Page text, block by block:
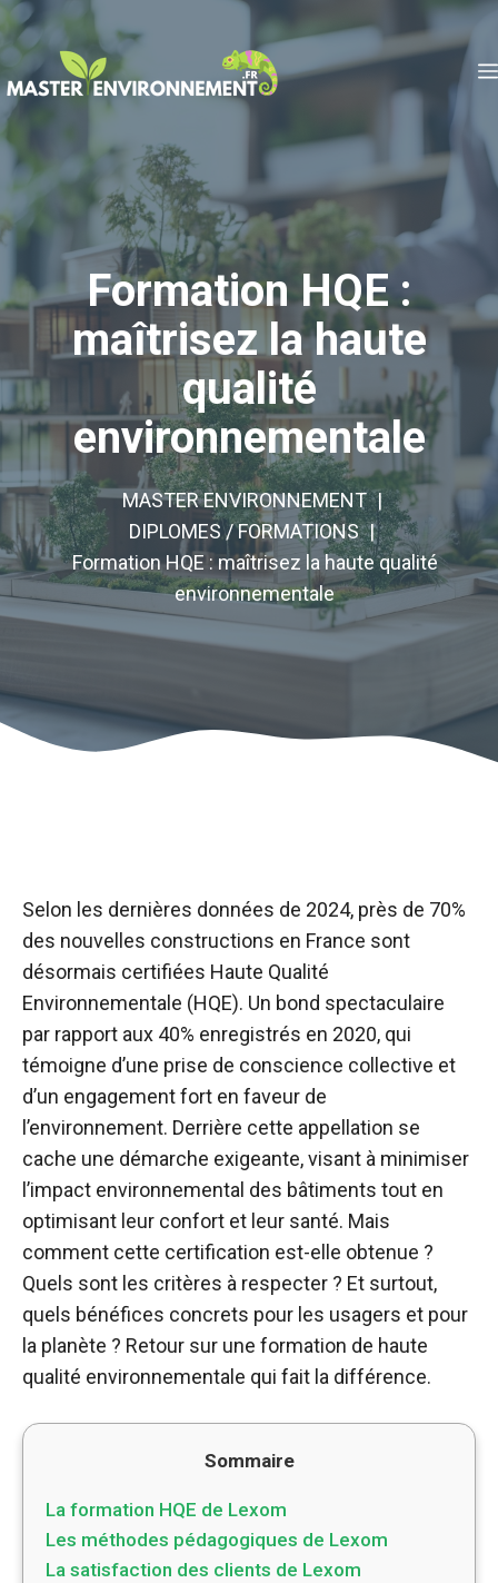
Aller
au
contenu
Formation HQE :
maîtrisez la haute
qualité
environnementale
MASTER ENVIRONNEMENT
DIPLOMES / FORMATIONS
Formation HQE : maîtrisez la haute qualité
environnementale
Selon les dernières données de 2024, près de 70%
des nouvelles constructions en France sont
désormais certifiées Haute Qualité
Environnementale (HQE). Un bond spectaculaire
par rapport aux 40% enregistrés en 2020, qui
témoigne d’une prise de conscience collective et
d’un engagement fort en faveur de
l’environnement. Derrière cette appellation se
cache une démarche exigeante, visant à minimiser
l’impact environnemental des bâtiments tout en
optimisant leur confort et leur santé. Mais
comment cette certification est-elle obtenue ?
Quels sont les critères à respecter ? Et surtout,
quels bénéfices concrets pour les usagers et pour
la planète ? Retour sur une formation de haute
qualité environnementale qui fait la différence.
Sommaire
La formation HQE de Lexom
Les méthodes pédagogiques de Lexom
La satisfaction des clients de Lexom